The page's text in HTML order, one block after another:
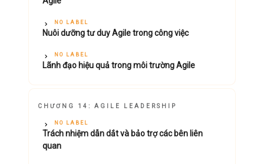
NO LABEL
Nuôi dưỡng tư duy Agile trong công việc
NO LABEL
Lãnh đạo hiệu quả trong môi trường Agile
CHƯƠNG 14: AGILE LEADERSHIP
NO LABEL
Trách nhiệm dẫn dắt và bảo trợ các bên liên
quan